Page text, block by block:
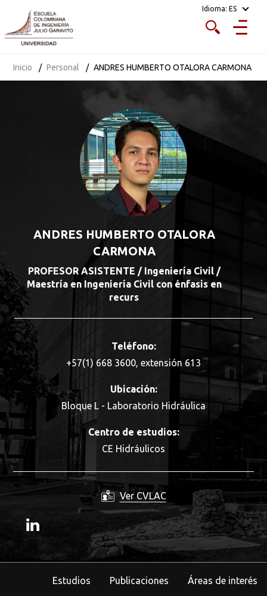
Idioma: ES
Inicio Personal ANDRES HUMBERTO OTALORA CARMONA
ANDRES HUMBERTO OTALORA
CARMONA
PROFESOR ASISTENTE / Ingeniería Civil /
Maestría en Ingeniería Civil con énfasis en
recurs
Teléfono:
+57(1) 668 3600, extensión 613
Ubicación:
Bloque L - Laboratorio Hidráulica
Centro de estudios:
CE Hidráulicos
Ver CVLAC
Estudios Publicaciones Áreas de interés